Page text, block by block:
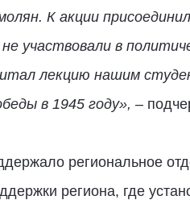
К акции
участвовали в
лекцию нашим
в 1945 году», –
региональное
региона, где